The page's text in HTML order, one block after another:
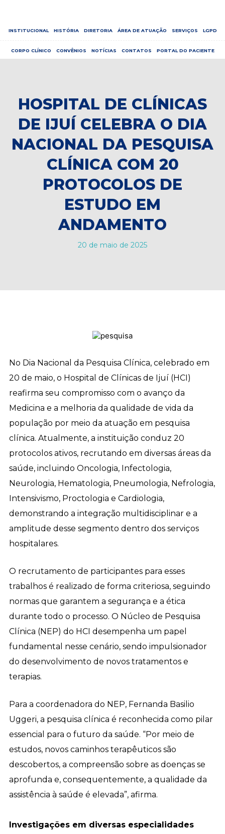
INSTITUCIONAL HISTÓRIA DIRETORIA ÁREA DE ATUAÇÃO SERVIÇOS LGPD
CORPO CLÍNICO CONVÊNIOS NOTÍCIAS CONTATOS PORTAL DO PACIENTE
HOSPITAL DE CLÍNICAS
DE IJUÍ CELEBRA O DIA
NACIONAL DA PESQUISA
CLÍNICA COM 20
PROTOCOLOS DE
ESTUDO EM
ANDAMENTO
20 de maio de 2025
No Dia Nacional da Pesquisa Clínica, celebrado em
20 de maio, o Hospital de Clínicas de Ijuí (HCI)
reafirma seu compromisso com o avanço da
Medicina e a melhoria da qualidade de vida da
população por meio da atuação em pesquisa
clínica. Atualmente, a instituição conduz 20
protocolos ativos, recrutando em diversas áreas da
saúde, incluindo Oncologia, Infectologia,
Neurologia, Hematologia, Pneumologia, Nefrologia,
Intensivismo, Proctologia e Cardiologia,
demonstrando a integração multidisciplinar e a
amplitude desse segmento dentro dos serviços
hospitalares.
O recrutamento de participantes para esses
trabalhos é realizado de forma criteriosa, seguindo
normas que garantem a segurança e a ética
durante todo o processo. O Núcleo de Pesquisa
Clínica (NEP) do HCI desempenha um papel
fundamental nesse cenário, sendo impulsionador
do desenvolvimento de novos tratamentos e
terapias.
Para a coordenadora do NEP, Fernanda Basilio
Uggeri, a pesquisa clínica é reconhecida como pilar
essencial para o futuro da saúde. “Por meio de
estudos, novos caminhos terapêuticos são
descobertos, a compreensão sobre as doenças se
aprofunda e, consequentemente, a qualidade da
assistência à saúde é elevada”, afirma.
Investigações em diversas especialidades